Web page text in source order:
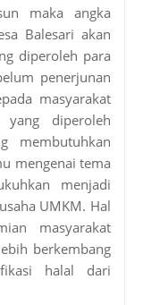
maka angka
Balesari akan
diperoleh para
penerjunan
masyarakat
yang diperoleh
membutuhkan
mengenai tema
menjadi
UMKM. Hal
masyarakat
berkembang
halal dari